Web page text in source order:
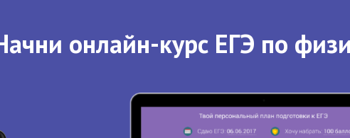
онлайн-курс ЕГЭ по